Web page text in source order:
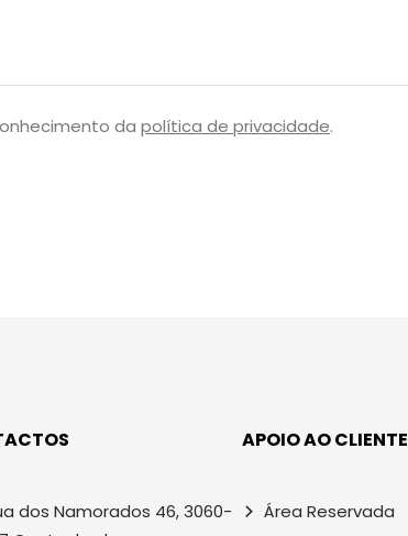
da política de privacidade.
dos Namorados 46, 3060-
APOIO AO CLIENTE
Área Reservada